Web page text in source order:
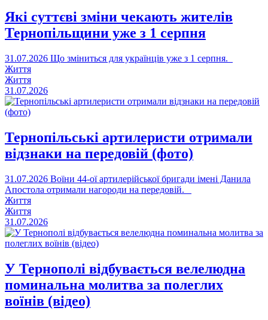
Які суттєві зміни чекають жителів
Тернопільщини уже з 1 серпня
31.07.2026 Що зміниться для українців уже з 1 серпня.
Життя
Життя
31.07.2026
Тернопільські артилеристи отримали
відзнаки на передовій (фото)
31.07.2026 Воїни 44-ої артилерійської бригади імені Данила
Апостола отримали нагороди на передовій.
Життя
Життя
31.07.2026
У Тернополі відбувається велелюдна
поминальна молитва за полеглих
воїнів (відео)